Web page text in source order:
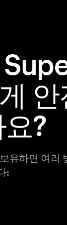
안
?
유하면 여러
: